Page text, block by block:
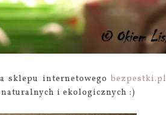
sklepu internetowegobezpestki.pl
i ekologicznych :)